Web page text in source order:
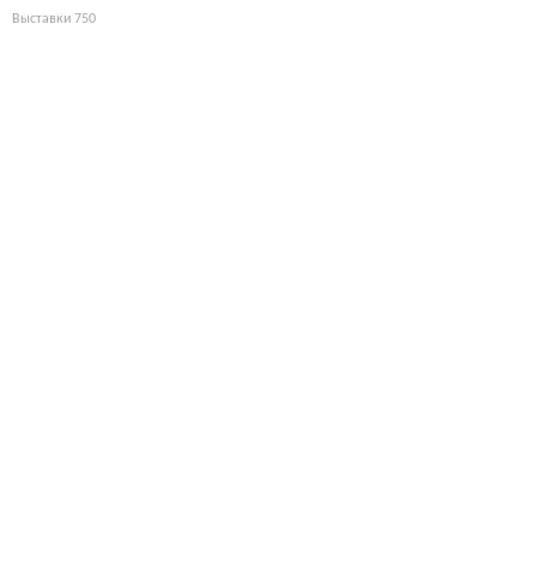
Выставки 750